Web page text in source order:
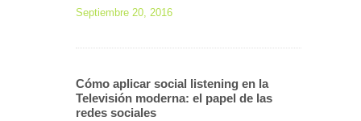
Septiembre 20, 2016
Cómo aplicar social listening en la
Televisión moderna: el papel de las
redes sociales